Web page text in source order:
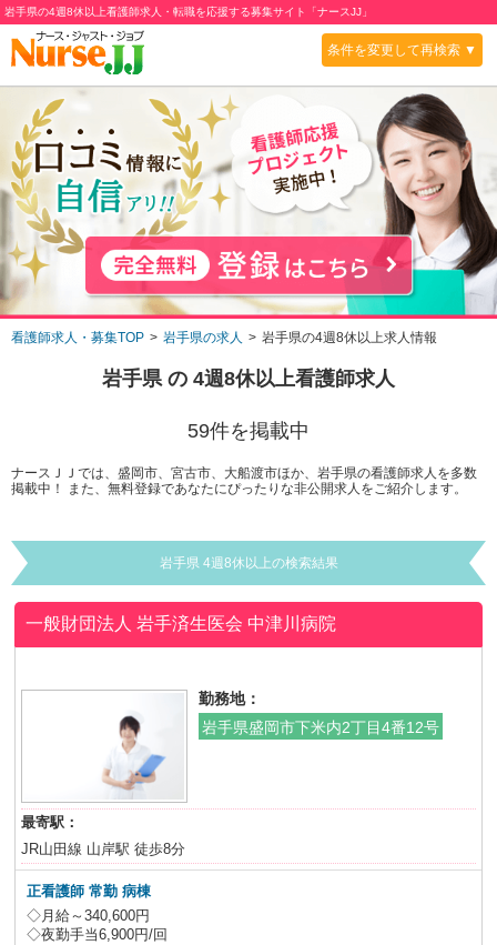
岩手県の4週8休以上看護師求人・転職を応援する募集サイト「ナースJJ」
条件を変更して再検索 ▼
看護師求人・募集TOP 岩手県の求人 岩手県の4週8休以上求人情報
岩手県の 4週8休以上看護師求人
59件を掲載中
ナースＪＪでは、盛岡市、宮古市、大船渡市ほか、岩手県の看護師求人を多数
掲載中！ また、無料登録であなたにぴったりな非公開求人をご紹介します。
岩手県 4週8休以上の検索結果
一般財団法人 岩手済生医会 中津川病院
勤務地：
岩手県盛岡市下米内2丁目4番12号
最寄駅：
JR山田線 山岸駅 徒歩8分
正看護師 常勤 病棟
◇月給～340,600円
◇夜勤手当6,900円/回